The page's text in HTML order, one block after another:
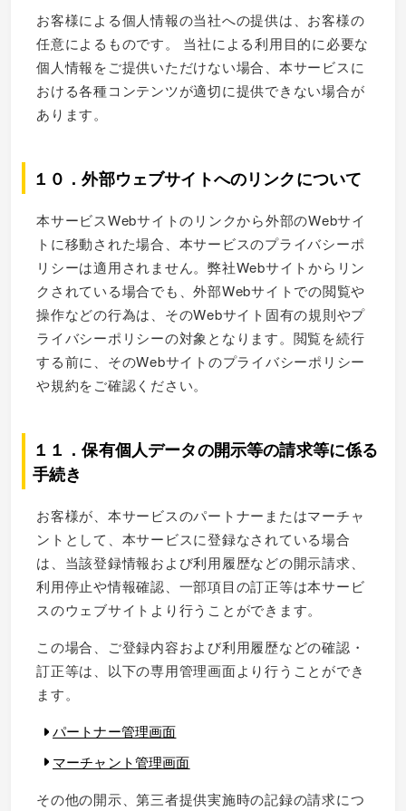
お客様による個人情報の当社への提供は、お客様の
任意によるものです。 当社による利用目的に必要な
個人情報をご提供いただけない場合、本サービスに
おける各種コンテンツが適切に提供できない場合が
あります。
１０．外部ウェブサイトへのリンクについて
本サービスWebサイトのリンクから外部のWebサイ
トに移動された場合、本サービスのプライバシーポ
リシーは適用されません。弊社Webサイトからリン
クされている場合でも、外部Webサイトでの閲覧や
操作などの行為は、そのWebサイト固有の規則やプ
ライバシーポリシーの対象となります。閲覧を続行
する前に、そのWebサイトのプライバシーポリシー
や規約をご確認ください。
１１．保有個人データの開示等の請求等に係る
手続き
お客様が、本サービスのパートナーまたはマーチャ
ントとして、本サービスに登録なされている場合
は、当該登録情報および利用履歴などの開示請求、
利用停止や情報確認、一部項目の訂正等は本サービ
スのウェブサイトより行うことができます。
この場合、ご登録内容および利用履歴などの確認・
訂正等は、以下の専用管理画面より行うことができ
ます。
パートナー管理画面
マーチャント管理画面
その他の開示、第三者提供実施時の記録の請求につ